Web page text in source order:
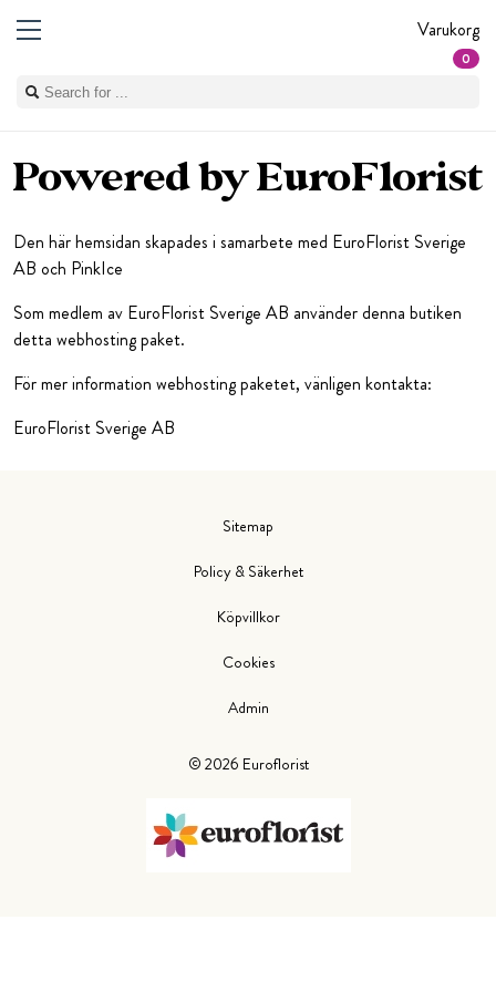
Varukorg
0
Powered by EuroFlorist
Den här hemsidan skapades i samarbete med EuroFlorist Sverige
AB och PinkIce
Som medlem av EuroFlorist Sverige AB använder denna butiken
detta webhosting paket.
För mer information webhosting paketet, vänligen kontakta:
EuroFlorist Sverige AB
© 2026 Euroflorist
Sitemap
Policy & Säkerhet
Köpvillkor
Cookies
Admin